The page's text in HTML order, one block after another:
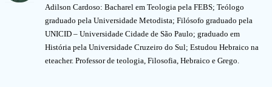
Adilson Cardoso: Bacharel em Teologia pela FEBS; Teólogo
graduado pela Universidade Metodista; Filósofo graduado pela
UNICID – Universidade Cidade de São Paulo; graduado em
História pela Universidade Cruzeiro do Sul; Estudou Hebraico na
eteacher. Professor de teologia, Filosofia, Hebraico e Grego.